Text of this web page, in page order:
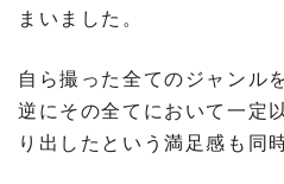
まいました。
自ら撮った全てのジャンル
逆にその全てにおいて一定
り出したという満足感も同